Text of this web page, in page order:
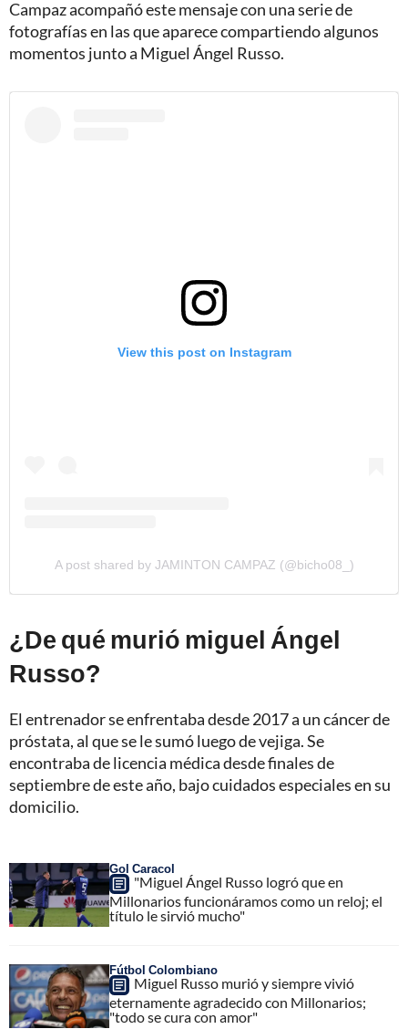
Campaz acompañó este mensaje con una serie de
fotografías en las que aparece compartiendo algunos
momentos junto a Miguel Ángel Russo.
View this post on Instagram
A post shared by JAMINTON CAMPAZ (@bicho08_)
¿De qué murió miguel Ángel
Russo?
El entrenador se enfrentaba desde 2017 a un cáncer de
próstata, al que se le sumó luego de vejiga. Se
encontraba de licencia médica desde finales de
septiembre de este año, bajo cuidados especiales en su
domicilio.
Gol Caracol
"Miguel Ángel Russo logró que en
Millonarios funcionáramos como un reloj; el
título le sirvió mucho"
Fútbol Colombiano
Miguel Russo murió y siempre vivió
eternamente agradecido con Millonarios;
"todo se cura con amor"